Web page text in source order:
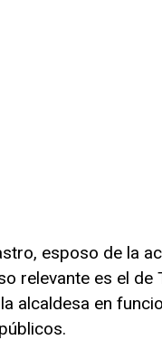
esposo de la
relevante es el de
alcaldesa en